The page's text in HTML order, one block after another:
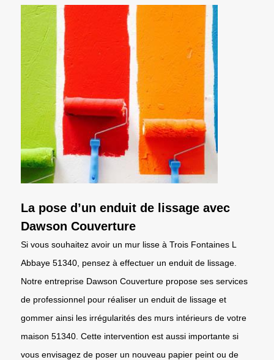
La pose d’un enduit de lissage avec
Dawson Couverture
Si vous souhaitez avoir un mur lisse à Trois Fontaines L
Abbaye 51340, pensez à effectuer un enduit de lissage.
Notre entreprise Dawson Couverture propose ses services
de professionnel pour réaliser un enduit de lissage et
gommer ainsi les irrégularités des murs intérieurs de votre
maison 51340. Cette intervention est aussi importante si
vous envisagez de poser un nouveau papier peint ou de